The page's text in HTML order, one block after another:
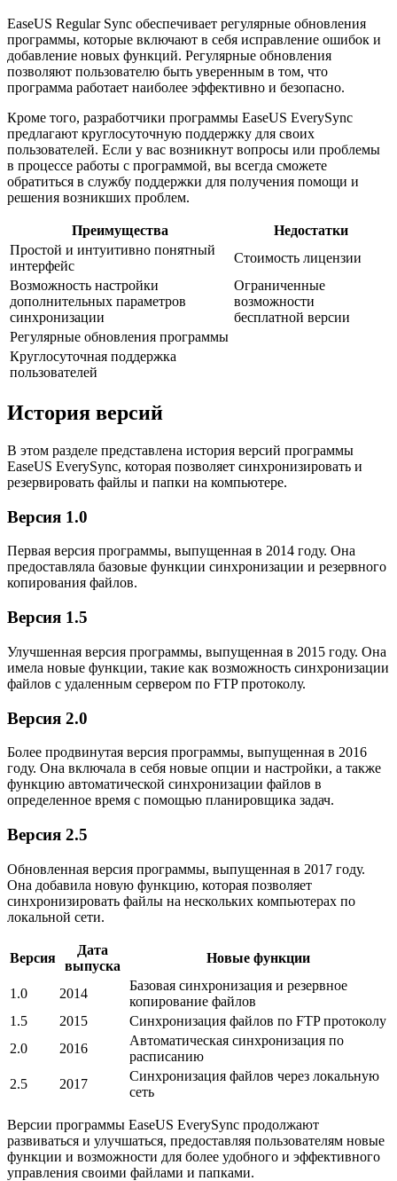
EaseUS Regular Sync обеспечивает регулярные обновления
программы, которые включают в себя исправление ошибок и
добавление новых функций. Регулярные обновления
позволяют пользователю быть уверенным в том, что
программа работает наиболее эффективно и безопасно.
Кроме того, разработчики программы EaseUS EverySync
предлагают круглосуточную поддержку для своих
пользователей. Если у вас возникнут вопросы или проблемы
в процессе работы с программой, вы всегда сможете
обратиться в службу поддержки для получения помощи и
решения возникших проблем.
Преимущества
Недостатки
Простой и интуитивно понятный
интерфейс
Стоимость лицензии
Возможность настройки
дополнительных параметров
синхронизации
Ограниченные
возможности
бесплатной версии
Регулярные обновления программы
Круглосуточная поддержка
пользователей
История версий
В этом разделе представлена история версий программы
EaseUS EverySync, которая позволяет синхронизировать и
резервировать файлы и папки на компьютере.
Версия 1.0
Первая версия программы, выпущенная в 2014 году. Она
предоставляла базовые функции синхронизации и резервного
копирования файлов.
Версия 1.5
Улучшенная версия программы, выпущенная в 2015 году. Она
имела новые функции, такие как возможность синхронизации
файлов с удаленным сервером по FTP протоколу.
Версия 2.0
Более продвинутая версия программы, выпущенная в 2016
году. Она включала в себя новые опции и настройки, а также
функцию автоматической синхронизации файлов в
определенное время с помощью планировщика задач.
Версия 2.5
Обновленная версия программы, выпущенная в 2017 году.
Она добавила новую функцию, которая позволяет
синхронизировать файлы на нескольких компьютерах по
локальной сети.
Версия
Дата
выпуска
Новые функции
1.0 2014
Базовая синхронизация и резервное
копирование файлов
1.5
2015
Синхронизация файлов по FTP протоколу
2.0
2016
Автоматическая синхронизация по
расписанию
2.5
2017
Синхронизация файлов через локальную
сеть
Версии программы EaseUS EverySync продолжают
развиваться и улучшаться, предоставляя пользователям новые
функции и возможности для более удобного и эффективного
управления своими файлами и папками.